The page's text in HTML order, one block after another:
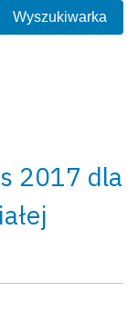
Wyszukiwarka
2017 dla